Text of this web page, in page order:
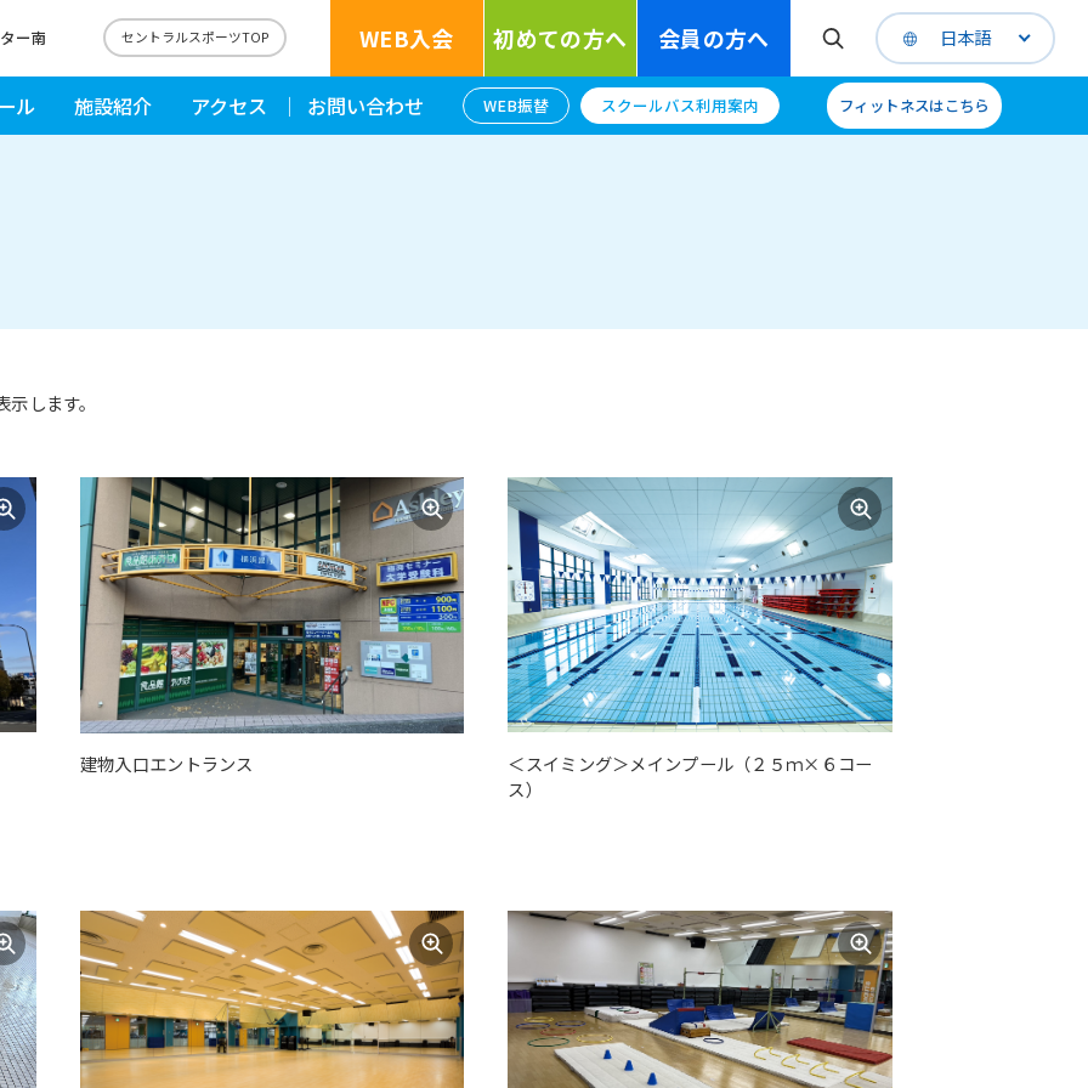
ー南 セントラルスポーツTOP WEB入会 初めての方へ 会員の方へ 日本語
ル 施設紹介 アクセス お問い合わせ WEB振替 スクールバス利用案内 フィットネスはこちら
します。
建物入口エントランス
＜スイミング＞メインプール（２５ｍ×６コー
ス）